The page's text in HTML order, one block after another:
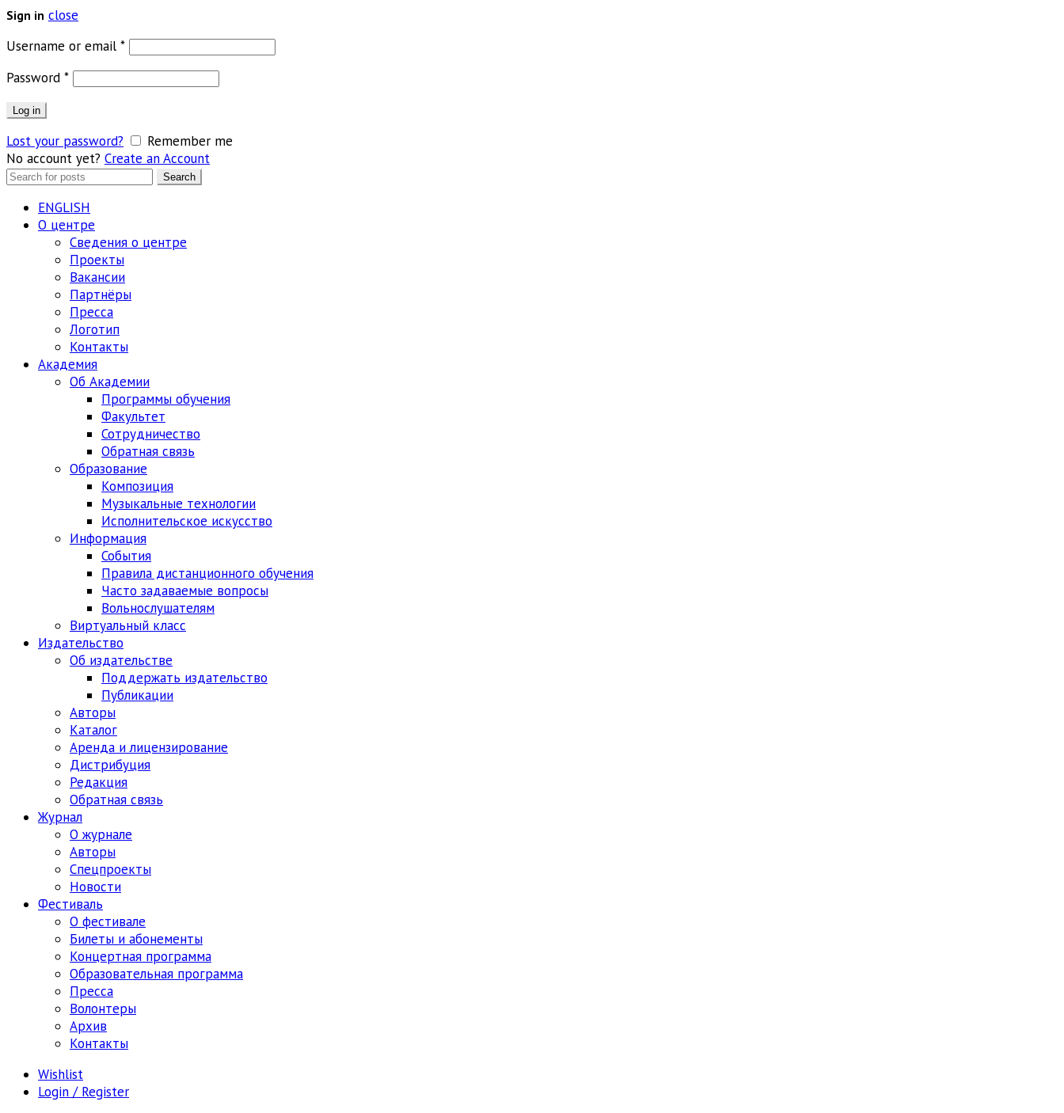
Sign in close
Username or email *Обязательно
Password *Обязательно
Log in
Lost your password?
Remember me
No account yet? Create an Account
Search
Search
ENGLISH
О центре
Сведения о центре
Проекты
Вакансии
Партнёры
Пресса
Логотип
Контакты
Академия
Об Академии
Программы обучения
Факультет
Сотрудничество
Обратная связь
Образование
Композиция
Музыкальные технологии
Исполнительское искусство
Информация
События
Правила дистанционного обучения
Часто задаваемые вопросы
Вольнослушателям
Виртуальный класс
Издательство
Об издательстве
Поддержать издательство
Публикации
Авторы
Каталог
Аренда и лицензирование
Дистрибуция
Редакция
Обратная связь
Журнал
О журнале
Авторы
Спецпроекты
Новости
Фестиваль
О фестивале
Билеты и абонементы
Концертная программа
Образовательная программа
Пресса
Волонтеры
Архив
Контакты
Wishlist
Login / Register